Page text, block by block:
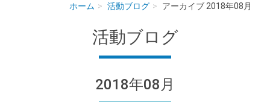
ホーム 活動ブログ アーカイブ 2018年08月
活動ブログ
2018年08月